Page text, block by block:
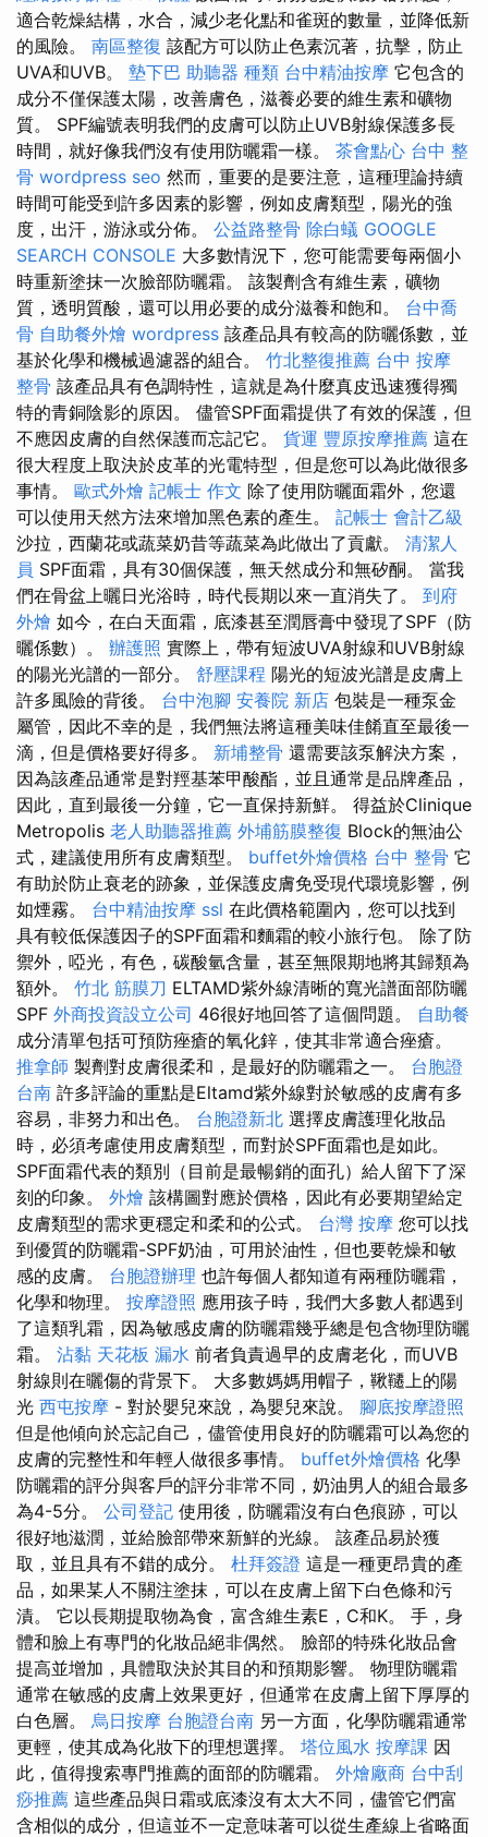
適合乾燥結構，水合，減少老化點和雀斑的數量，並降低新
的風險。 南區整復 該配方可以防止色素沉著，抗擊，防止
UVA和UVB。 墊下巴 助聽器 種類 台中精油按摩 它包含的
成分不僅保護太陽，改善膚色，滋養必要的維生素和礦物
質。 SPF編號表明我們的皮膚可以防止UVB射線保護多長
時間，就好像我們沒有使用防曬霜一樣。 茶會點心 台中 整
骨 wordpress seo 然而，重要的是要注意，這種理論持續
時間可能受到許多因素的影響，例如皮膚類型，陽光的強
度，出汗，游泳或分佈。 公益路整骨 除白蟻 GOOGLE
SEARCH CONSOLE 大多數情況下，您可能需要每兩個小
時重新塗抹一次臉部防曬霜。 該製劑含有維生素，礦物
質，透明質酸，還可以用必要的成分滋養和飽和。 台中喬
骨 自助餐外燴 wordpress 該產品具有較高的防曬係數，並
基於化學和機械過濾器的組合。 竹北整復推薦 台中 按摩
整骨 該產品具有色調特性，這就是為什麼真皮迅速獲得獨
特的青銅陰影的原因。 儘管SPF面霜提供了有效的保護，但
不應因皮膚的自然保護而忘記它。 貨運 豐原按摩推薦 這在
很大程度上取決於皮革的光電特型，但是您可以為此做很多
事情。 歐式外燴 記帳士 作文 除了使用防曬面霜外，您還
可以使用天然方法來增加黑色素的產生。 記帳士 會計乙級
沙拉，西蘭花或蔬菜奶昔等蔬菜為此做出了貢獻。 清潔人
員 SPF面霜，具有30個保護，無天然成分和無矽酮。 當我
們在骨盆上曬日光浴時，時代長期以來一直消失了。 到府
外燴 如今，在白天面霜，底漆甚至潤唇膏中發現了SPF（防
曬係數）。 辦護照 實際上，帶有短波UVA射線和UVB射線
的陽光光譜的一部分。 舒壓課程 陽光的短波光譜是皮膚上
許多風險的背後。 台中泡腳 安養院 新店 包裝是一種泵金
屬管，因此不幸的是，我們無法將這種美味佳餚直至最後一
滴，但是價格要好得多。 新埔整骨 還需要該泵解決方案，
因為該產品通常是對羥基苯甲酸酯，並且通常是品牌產品，
因此，直到最後一分鐘，它一直保持新鮮。 得益於Clinique
Metropolis 老人助聽器推薦 外埔筋膜整復 Block的無油公
式，建議使用所有皮膚類型。 buffet外燴價格 台中 整骨 它
有助於防止衰老的跡象，並保護皮膚免受現代環境影響，例
如煙霧。 台中精油按摩 ssl 在此價格範圍內，您可以找到
具有較低保護因子的SPF面霜和麵霜的較小旅行包。 除了防
禦外，啞光，有色，碳酸氫含量，甚至無限期地將其歸類為
額外。 竹北 筋膜刀 ELTAMD紫外線清晰的寬光譜面部防曬
SPF 外商投資設立公司 46很好地回答了這個問題。 自助餐
成分清單包括可預防痤瘡的氧化鋅，使其非常適合痤瘡。
推拿師 製劑對皮膚很柔和，是最好的防曬霜之一。 台胞證
台南 許多評論的重點是Eltamd紫外線對於敏感的皮膚有多
容易，非努力和出色。 台胞證新北 選擇皮膚護理化妝品
時，必須考慮使用皮膚類型，而對於SPF面霜也是如此。
SPF面霜代表的類別（目前是最暢銷的面孔）給人留下了深
刻的印象。 外燴 該構圖對應於價格，因此有必要期望給定
皮膚類型的需求更穩定和柔和的公式。 台灣 按摩 您可以找
到優質的防曬霜-SPF奶油，可用於油性，但也要乾燥和敏
感的皮膚。 台胞證辦理 也許每個人都知道有兩種防曬霜，
化學和物理。 按摩證照 應用孩子時，我們大多數人都遇到
了這類乳霜，因為敏感皮膚的防曬霜幾乎總是包含物理防曬
霜。 沾黏 天花板 漏水 前者負責過早的皮膚老化，而UVB
射線則在曬傷的背景下。 大多數媽媽用帽子，鞦韆上的陽
光 西屯按摩 - 對於嬰兒來說，為嬰兒來說。 腳底按摩證照
但是他傾向於忘記自己，儘管使用良好的防曬霜可以為您的
皮膚的完整性和年輕人做很多事情。 buffet外燴價格 化學
防曬霜的評分與客戶的評分非常不同，奶油男人的組合最多
為4-5分。 公司登記 使用後，防曬霜沒有白色痕跡，可以
很好地滋潤，並給臉部帶來新鮮的光線。 該產品易於獲
取，並且具有不錯的成分。 杜拜簽證 這是一種更昂貴的產
品，如果某人不關注塗抹，可以在皮膚上留下白色條和污
漬。 它以長期提取物為食，富含維生素E，C和K。 手，身
體和臉上有專門的化妝品絕非偶然。 臉部的特殊化妝品會
提高並增加，具體取決於其目的和預期影響。 物理防曬霜
通常在敏感的皮膚上效果更好，但通常在皮膚上留下厚厚的
白色層。 烏日按摩 台胞證台南 另一方面，化學防曬霜通常
更輕，使其成為化妝下的理想選擇。 塔位風水 按摩課 因
此，值得搜索專門推薦的面部的防曬霜。 外燴廠商 台中刮
痧推薦 這些產品與日霜或底漆沒有太大不同，儘管它們富
含相似的成分，但這並不一定意味著可以從生產線上省略面